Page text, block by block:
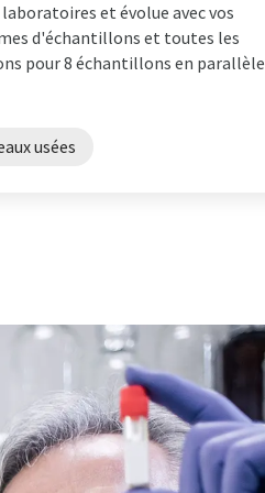
et évolue avec vos
d'échantillons et toutes les
pour 8 échantillons en parallèle
usées